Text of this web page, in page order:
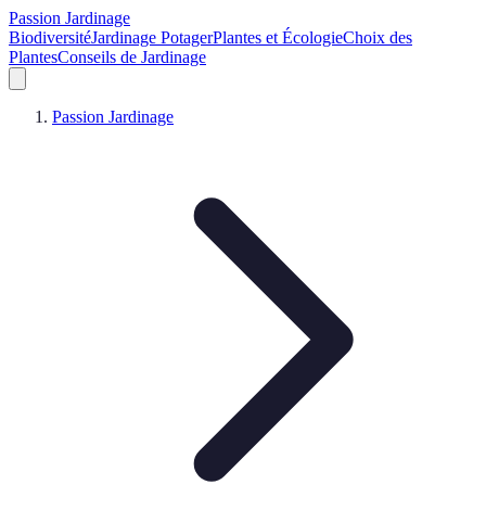
Passion Jardinage
BiodiversitéJardinage PotagerPlantes et ÉcologieChoix des
PlantesConseils de Jardinage
Passion Jardinage